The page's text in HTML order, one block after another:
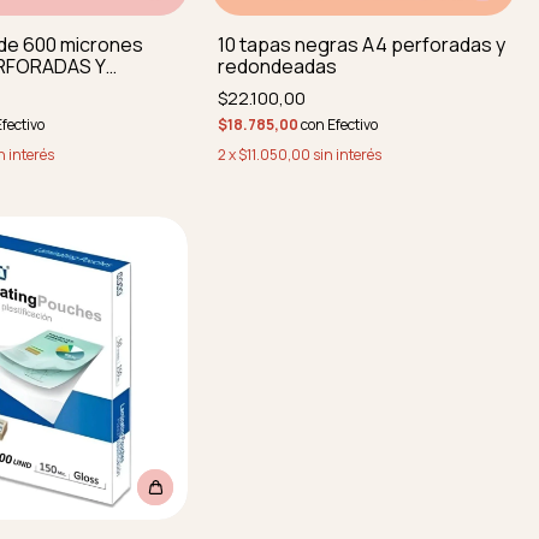
600 micrones
Y
interés
10 tapas negras A4 perforadas y
redondeadas
$22.100,00
$18.785,00con Efectivo
2x$11.050,00 sin interés